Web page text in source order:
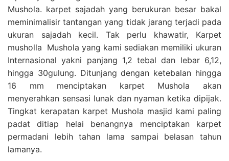
Mushola. karpet sajadah yang berukuran besar bakal
meminimalisir tantangan yang tidak jarang terjadi pada
ukuran sajadah kecil. Tak perlu khawatir, Karpet
musholla Mushola yang kami sediakan memiliki ukuran
Internasional yakni panjang 1,2 tebal dan lebar 6,12,
hingga 30gulung. Ditunjang dengan ketebalan hingga
16 mm menciptakan karpet Mushola akan
menyerahkan sensasi lunak dan nyaman ketika dipijak.
Tingkat kerapatan karpet Mushola masjid kami paling
padat ditiap helai benangnya menciptakan karpet
permadani lebih tahan lama sampai belasan tahun
lamanya.